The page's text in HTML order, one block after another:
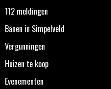
112 meldingen
Banen in Simpelveld
Vergunningen
Huizen te koop
Evenementen